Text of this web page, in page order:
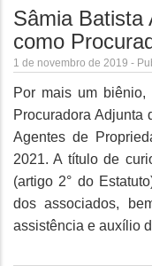
Sâmia Batista
como
1 de novembro de 2019 -
Por mais um
Procuradora Adjunta
Agentes de
2021. A título de
(artigo 2° do
dos associados,
assistência e auxílio